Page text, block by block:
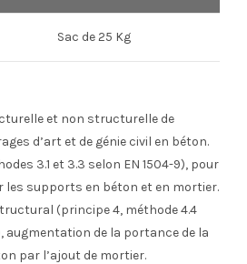
Sac de 25 Kg
et non structurelle de
d’art et de génie civil en béton.
3.1 et 3.3 selon EN 1504-9), pour
les supports en béton et en mortier.
(principe 4, méthode 4.4
augmentation de la portance de la
par l’ajout de mortier.